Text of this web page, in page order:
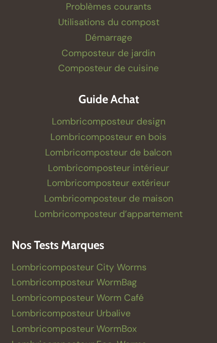
Problèmes courants
Utilisations du compost
Démarrage
Composteur de jardin
Composteur de cuisine
Guide Achat
Lombricomposteur design
Lombricomposteur en bois
Lombricomposteur de balcon
Lombricomposteur intérieur
Lombricomposteur extérieur
Lombricomposteur de maison
Lombricomposteur d’appartement
Nos Tests Marques
Lombricomposteur City Worms
Lombricomposteur WormBag
Lombricomposteur Worm Café
Lombricomposteur Urbalive
Lombricomposteur WormBox